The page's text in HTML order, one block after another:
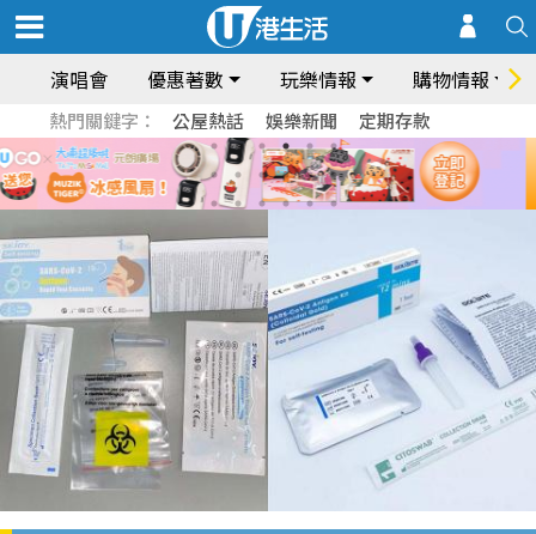
演唱會 優惠著數 玩樂情報 購物情報
熱門關鍵字： 公屋熱話 娛樂新聞 定期存款